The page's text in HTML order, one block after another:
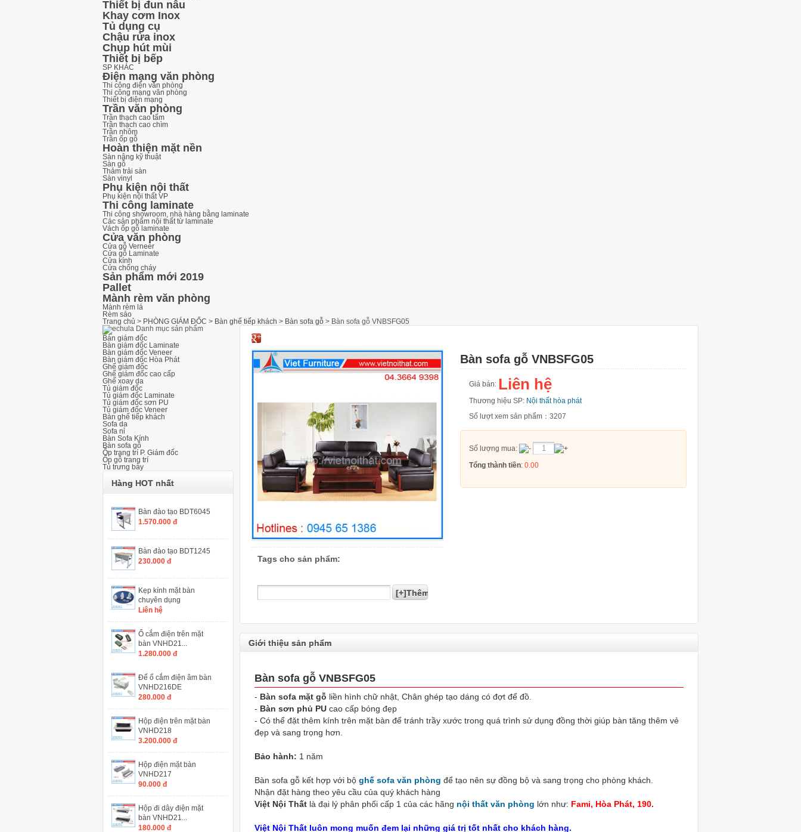
Thiết bị đun nâu
Khay cơm Inox
Tủ dụng cụ
Chậu rửa inox
Chụp hút mùi
Thiết bị bếp
SP KHÁC
Điện mạng văn phòng
Thi công điện văn phòng
Thi công mạng văn phòng
Thiết bị điện mạng
Trần văn phòng
Trần thạch cao tấm
Trần thạch cao chìm
Trần nhôm
Trần ốp gỗ
Hoàn thiện mặt nền
Sàn nâng kỹ thuật
Sàn gỗ
Thảm trải sàn
Sàn vinyl
Phụ kiện nội thất
Phụ kiện nội thất VP
Thi công laminate
Thi công showroom, nhà hàng bằng laminate
Các sản phẩm nội thất từ laminate
Vách ốp gỗ laminate
Cửa văn phòng
Cửa gỗ Verneer
Cửa gỗ Laminate
Cửa kính
Cửa chống cháy
Sản phẩm mới 2019
Pallet
Mành rèm văn phòng
Mành rèm lá
Rèm sáo
Trang chủ > PHÒNG GIÁM ĐỐC > Bàn ghế tiếp khách > Bàn sofa gỗ > Bàn sofa gỗ VNBSFG05
Bàn sofa gỗ VNBSFG05
Giá bán: Liên hệ
Thương hiệu SP: Nội thất hòa phát
Số lượt xem sản phẩm： 3207
Số lượng mua:
Tổng thành tiền: 0.00
Tags cho sản phẩm:
Giới thiệu sản phẩm
Bàn sofa gỗ VNBSFG05
- Bàn sofa mặt gỗ liền hình chữ nhật, Chân ghép tạo dáng có đợt để đồ.
- Bàn sơn phủ PU cao cấp bóng đẹp
- Có thể đặt thêm kính trên mặt bàn để tránh trầy xước trong quá trình sử dụng đồng thời giúp bàn tăng thêm vẻ
đẹp và sang trọng hơn.
Bảo hành: 1 năm
Bàn sofa gỗ kết hợp với bộ ghế sofa văn phòng để tạo nên sự đồng bộ và sang trọng cho phòng khách.
Nhận đặt hàng theo yêu cầu của quý khách hàng
Việt Nội Thất là đại lý phân phối cấp 1 của các hãng nội thất văn phòng lớn như: Fami, Hòa Phát, 190.
Việt Nội Thất luôn mong muốn đem lại những giá trị tốt nhất cho khách hàng.
Danh mục sản phẩm
Bàn giám đốc
Bàn giám đốc Laminate
Bàn giám đốc Veneer
Bàn giám đốc Hòa Phát
Ghế giám đốc
Ghế giám đốc cao cấp
Ghế xoay da
Tủ giám đốc
Tủ giám đốc Laminate
Tủ giám đốc sơn PU
Tủ giám đốc Veneer
Bàn ghế tiếp khách
Sofa da
Sofa nỉ
Bàn Sofa Kính
Bàn sofa gỗ
Ốp trang trí P. Giám đốc
Ốp gỗ trang trí
Tủ trưng bày
Hàng HOT nhất
Bàn đào tạo BDT6045
1.570.000 đ
Bàn đào tạo BDT1245
230.000 đ
Kẹp kính mặt bàn
chuyên dụng
Liên hệ
Ổ cắm điện trên mặt
bàn VNHD21...
1.280.000 đ
Đế ổ cắm điện âm bàn
VNHD216DE
280.000 đ
Hộp điện trên mặt bàn
VNHD218
3.200.000 đ
Hộp điện mặt bàn
VNHD217
90.000 đ
Hộp đi dây điện mặt
bàn VNHD21...
180.000 đ
Thi công lắp đặt ghế
khán đài di động
Ghế hội trường có
bàn viết và ghế hội
trường không bàn viết